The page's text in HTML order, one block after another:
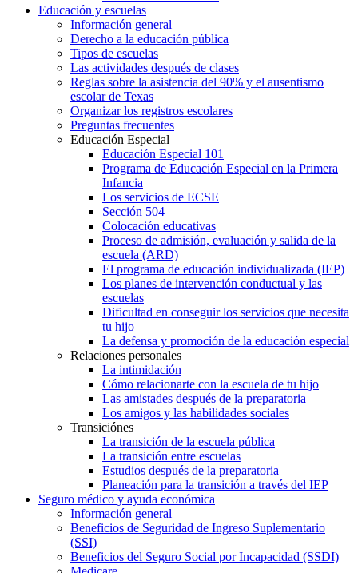
Educación y escuelas
Información general
Derecho a la educación pública
Tipos de escuelas
Las actividades después de clases
Reglas sobre la asistencia del 90% y el ausentismo
escolar de Texas
Organizar los registros escolares
Preguntas frecuentes
Educación Especial
Educación Especial 101
Programa de Educación Especial en la Primera
Infancia
Los servicios de ECSE
Sección 504
Colocación educativas
Proceso de admisión, evaluación y salida de la
escuela (ARD)
El programa de educación individualizada (IEP)
Los planes de intervención conductual y las
escuelas
Dificultad en conseguir los servicios que necesita
tu hijo
La defensa y promoción de la educación especial
Relaciones personales
La intimidación
Cómo relacionarte con la escuela de tu hijo
Las amistades después de la preparatoria
Los amigos y las habilidades sociales
Transiciónes
La transición de la escuela pública
La transición entre escuelas
Estudios después de la preparatoria
Planeación para la transición a través del IEP
Seguro médico y ayuda económica
Información general
Beneficios de Seguridad de Ingreso Suplementario
(SSI)
Beneficios del Seguro Social por Incapacidad (SSDI)